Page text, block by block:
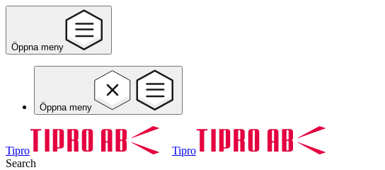
Öppna meny
Öppna meny
Tipro
Tipro
Search